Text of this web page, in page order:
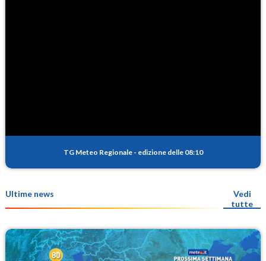
TG Meteo Regionale - edizione delle 08:10
Ultime news
Vedi
tutte